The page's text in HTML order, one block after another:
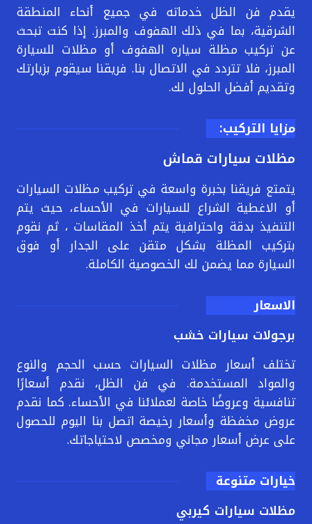
يقدم فن الظل خدماته في جميع أنحاء المنطقة
الشرقية، بما في ذلك الهفوف والمبرز. إذا كنت تبحث
عن تركيب مظلة سياره الهفوف أو مظلات للسيارة
المبرز، فلا تتردد في الاتصال بنا. فريقنا سيقوم بزيارتك
وتقديم أفضل الحلول لك.
مزايا التركيب:
مظلات سيارات قماش
يتمتع فريقنا بخبرة واسعة في تركيب مظلات السيارات
أو الاغطية الشراع للسيارات في الأحساء، حيث يتم
التنفيذ بدقة واحترافية يتم أخذ المقاسات ، ثم نقوم
بتركيب المظلة بشكل متقن على الجدار أو فوق
السيارة مما يضمن لك الخصوصية الكاملة.
الاسعار
برجولات سيارات خشب
تختلف أسعار مظلات السيارات حسب الحجم والنوع
والمواد المستخدمة. في فن الظل، نقدم أسعارًا
تنافسية وعروضًا خاصة لعملائنا في الأحساء. كما نقدم
عروض مخفظة وأسعار رخيصة اتصل بنا اليوم للحصول
على عرض أسعار مجاني ومخصص لاحتياجاتك.
خيارات متنوعة
مظلات سيارات كيربي